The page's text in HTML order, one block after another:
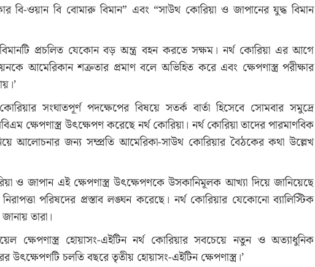
বি-ওয়ান বি বোমারু বিমান” এবং “সাউথ কোরিয়া ও জাপানের যুদ্ধ বিমান
প্রচলিত যেকোন বড় অন্ত্র বহন করতে সক্ষম। নর্থ কোরিয়া এর আগে
আমেরিকান শত্রুতার প্রমাণ বলে অভিহিত করে এবং ক্ষেপণাস্ত্র পরীক্ষার
সংঘাতপূর্ণ পদক্ষেপের বিষয়ে সতর্ক বার্তা হিসেবে সোমবার সমুদ্রে
ক্ষেপণাস্ত্র উৎক্ষেপণ করেছে নর্থ কোরিয়া। নর্থ কোরিয়া তাদের পারমাণবিক
আলোচনার জন্য সম্প্রতি আমেরিকা-সাউথ কোরিয়ার বৈঠকের কথা উল্লেখ
ও জাপান এই ক্ষেপণাস্ত্র উৎক্ষেপণকে উসকানিমূলক আখ্যা দিয়ে জানিয়েছে
পরিষদের প্রস্তাব লঙ্ঘন করেছে। নর্থ কোরিয়ার যেকোনো ব্যালিস্টিক
তারা।
ক্ষেপণাস্ত্র হোয়াসং-এইটিন নর্থ কোরিয়ার সবচেয়ে নতুন ও অত্যাধুনিক
উৎক্ষেপণটি চলতি বছরে তৃতীয় হোয়াসং-এইটিন ক্ষেপণাস্ত্র।’